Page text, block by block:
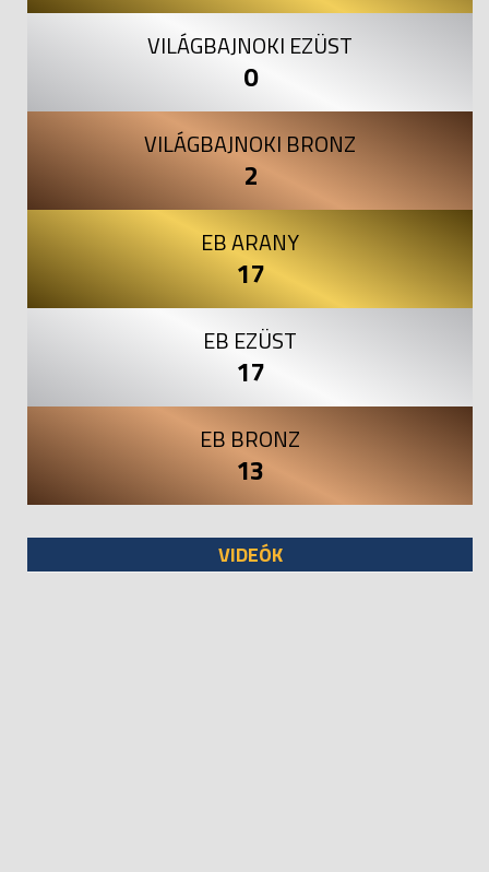
VILÁGBAJNOKI EZÜST
0
VILÁGBAJNOKI BRONZ
2
EB ARANY
17
EB EZÜST
17
EB BRONZ
13
VIDEÓK